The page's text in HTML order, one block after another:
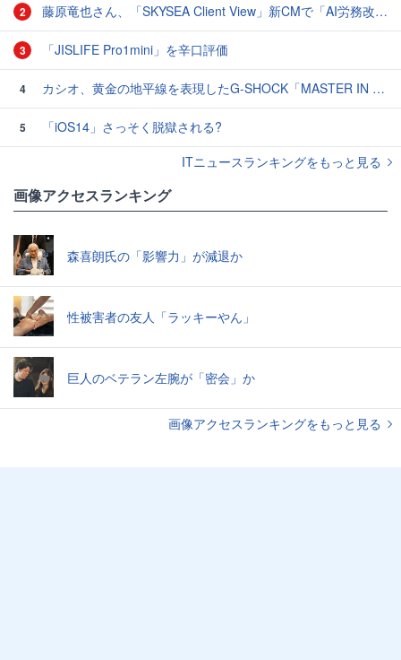
2 藤原竜也さん、「SKYSEA Client View」新CMで「AI労務改善」をアピール 働き方をAIが分析したら「すぐに休んで」と言われる？
3 「JISLIFE Pro1mini」を辛口評価
4 カシオ、黄金の地平線を表現したG-SHOCK「MASTER IN HORIZON GOLD」3モデル
5
「iOS14」さっそく脱獄される?
ITニュースランキングをもっと見る
画像アクセスランキング
森喜朗氏の「影響力」が減退か
性被害者の友人「ラッキーやん」
巨人のベテラン左腕が「密会」か
画像アクセスランキングをもっと見る